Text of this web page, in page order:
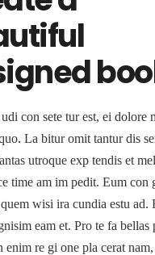
con sete tur est, ei dolore
La bitur omit tantur dis
utroque exp tendis et
time am im pedit. Eum con
wisi ira cundia estu ad.
eam et. Pro te fa bellas
enim re gi one pla cerat